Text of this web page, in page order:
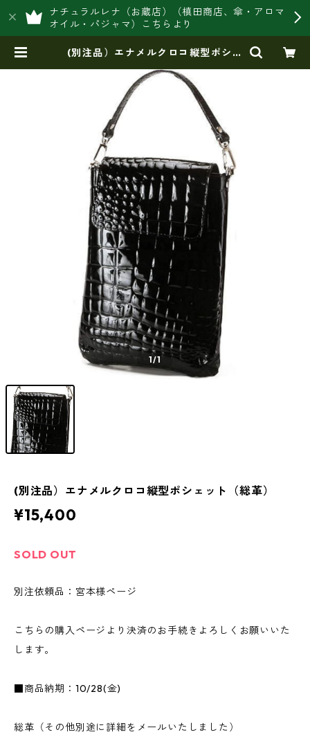
ナチュラルレナ（お蔵店）（槙田商店、傘・アロマ
オイル・パジャマ）こちらより
(別注品）エナメルクロコ縦型ポシェ
ッグ製造販売【日本製・バッグ財
布 専門店】レナ ジャパンメイ
ド ショップ
1/1
(別注品）エナメルクロコ縦型ポシェット（総革）
¥15,400
SOLD OUT
別注依頼品：宮本様ページ
こちらの購入ページより決済のお手続きよろしくお願いいた
します。
■商品納期：10/28(金)
総革（その他別途に詳細をメールいたしました）